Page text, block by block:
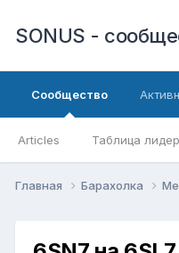
SONUS -
Сообщество
Articles Таблица
Главная Барахолка